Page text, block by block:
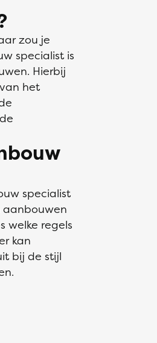
zou je
specialist is
Hierbij
het
specialist
aanbouwen
welke regels
kan
bij de stijl